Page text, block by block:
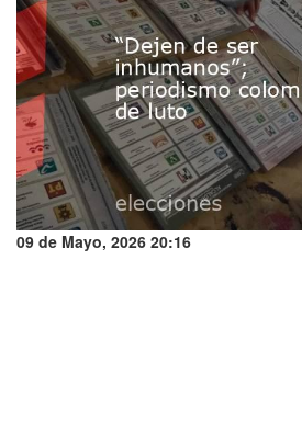
09 de Mayo, 2026 20:16